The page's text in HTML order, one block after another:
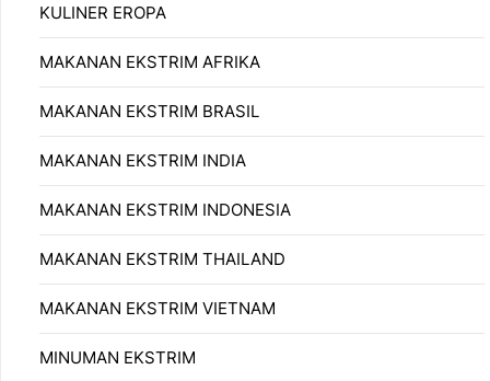
KULINER EROPA
MAKANAN EKSTRIM AFRIKA
MAKANAN EKSTRIM BRASIL
MAKANAN EKSTRIM INDIA
MAKANAN EKSTRIM INDONESIA
MAKANAN EKSTRIM THAILAND
MAKANAN EKSTRIM VIETNAM
MINUMAN EKSTRIM